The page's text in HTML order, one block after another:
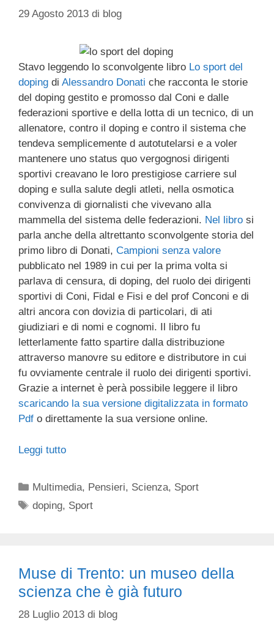
29 Agosto 2013 di blog
Stavo leggendo lo sconvolgente libro Lo sport del
doping di Alessandro Donati che racconta le storie
del doping gestito e promosso dal Coni e dalle
federazioni sportive e della lotta di un tecnico, di un
allenatore, contro il doping e contro il sistema che
tendeva semplicemente d autotutelarsi e a voler
mantenere uno status quo vergognosi dirigenti
sportivi creavano le loro prestigiose carriere sul
doping e sulla salute degli atleti, nella osmotica
convivenza di giornalisti che vivevano alla
mammella del sistema delle federazioni. Nel libro si
parla anche della altrettanto sconvolgente storia del
primo libro di Donati, Campioni senza valore
pubblicato nel 1989 in cui per la prima volta si
parlava di censura, di doping, del ruolo dei dirigenti
sportivi di Coni, Fidal e Fisi e del prof Conconi e di
altri ancora con dovizia di particolari, di ati
giudiziari e di nomi e cognomi. Il libro fu
letterlamente fatto spartire dalla distribuzione
attraverso manovre su editore e distributore in cui
fu ovviamente centrale il ruolo dei dirigenti sportivi.
Grazie a internet è perà possibile leggere il libro
scaricando la sua versione digitalizzata in formato
Pdf o direttamente la sua versione online.
Leggi tutto
Categorie
Multimedia, Pensieri, Scienza, Sport
Tag
doping, Sport
Muse di Trento: un museo della
scienza che è già futuro
28 Luglio 2013 di blog